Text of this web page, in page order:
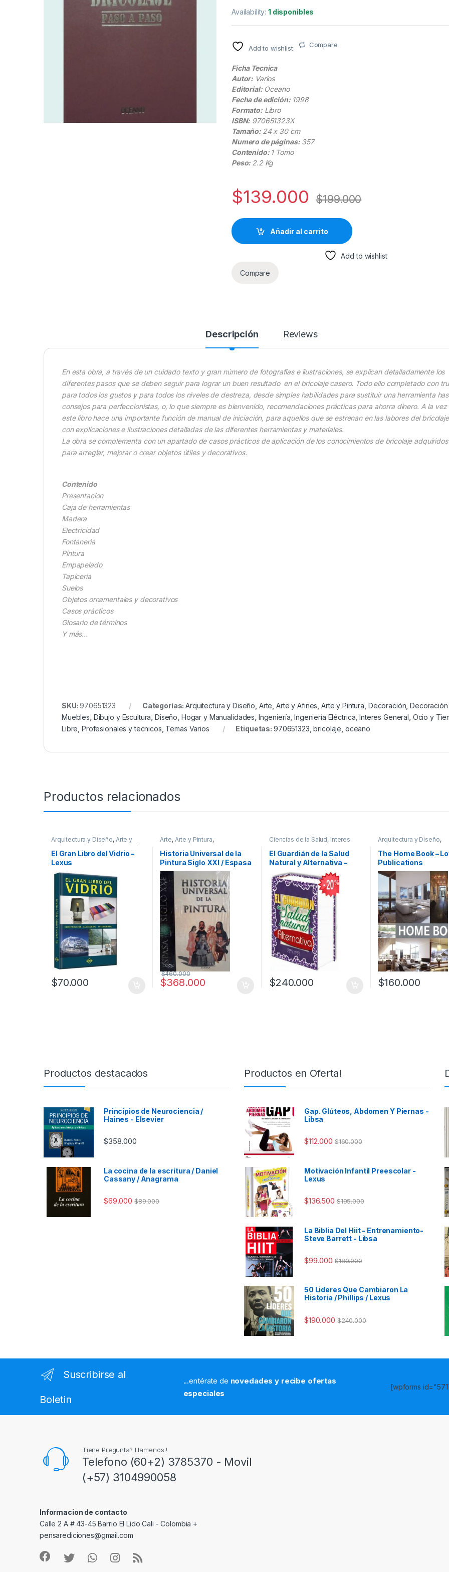
Availability:1 disponibles
Add to wishlist Compare
Ficha Tecnica
Autor: Varios
Editorial:Oceano
Fecha de edición:1998
Formato:Libro
ISBN: 970651323X
Tamaño: 24 x 30 cm
Numero de páginas:357
Contenido: 1 Tomo
Peso: 2.2 Kg
$139.000 $199.000
Añadir al carrito
Add to wishlist
Compare
Descripción Reviews
En esta obra, a través de un cuidado texto y gran número de fotografías e ilustraciones, se explican detalladamente los
diferentes pasos que se deben seguir para lograr un buen resultado en el bricolaje casero. Todo ello completado con
para todos los gustos y para todos los niveles de destreza, desde simples habilidades para sustituir una herramienta
consejos para perfeccionistas, o, lo que siempre es bienvenido, recomendaciones prácticas para ahorra dinero. A la vez
este libro hace una importante función de manual de iniciación, para aquellos que se estrenan en las labores del
con explicaciones e ilustraciones detalladas de las diferentes herramientas y materiales.
La obra se complementa con un apartado de casos prácticos de aplicación de los conocimientos de bricolaje adquiridos
para arreglar, mejorar o crear objetos útiles y decorativos.
Contenido
Presentacion
Caja de herramientas
Madera
Electricidad
Fontaneria
Pintura
Empapelado
Tapiceria
Suelos
Objetos ornamentales y decorativos
Casos prácticos
Glosario de términos
Y más…
SKU:970651323 Categorías:Arquitectura y Diseño Arte ,Arte y Afines ,Arte y Pintura Decoración ,
Muebles Dibujo y Escultura Diseño Hogar y Manualidades Ingeniería ,Ingeniería Eléctrica ,Interes General Ocio y
Libre ,Profesionales y tecnicos Temas Varios Etiquetas: 970651323 ,bricolaje oceano
Productos relacionados
Arquitectura y Diseño, Arte y
Afines
Decoración
Decoración
y Muebles ,Diseño, Hogar y
Manualidades, Ofertas,
Profesionales y tecnicos
El Gran Libro del Vidrio –
Lexus
$70.000
Arte, Arte y Pintura,
Profesionales y tecnicos
Historia Universal de la
Pintura Siglo XXI / Espasa
$368.000
$460.000
Ciencias de la Salud, Interes
Ofertas,Profesionales y
tecnicos ,Salud y Bienestar
El Guardián de la Salud
Natural y Alternativa –
Grupo Latino
$240.000
Arquitectura y Diseño,
Arquitectura y Urbanismo
Afines,Decoración,
y Muebles,Diseño,
Manualidades,Ingeniería
Ingeniería Industrial,
General
Profesionales y
tecnicos
The Home Book –
Publications
$160.000
Productos destacados
Principios de Neurociencia /
Haines - Elsevier
$358.000
La cocina de la escritura / Daniel
Cassany / Anagrama
$69.000 $89.000
Productos en Oferta!
Gap. Glúteos, Abdomen Y Piernas -
Libsa
$112.000 $160.000
Motivación Infantil Preescolar -
Lexus
$136.500 $195.000
La Biblia Del Hiit - Entrenamiento-
Steve Barrett - Libsa
$99.000 $180.000
50 Lideres Que Cambiaron La
Historia / Phillips / Lexus
$190.000 $240.000
Suscribirse al
Boletin
...entérate de novedades y recibe ofertas
especiales
[wpforms
Tiene Pregunta? Llamenos !
Telefono (60+2) 3785370 - Movil
(+57) 3104990058
Informacion de contacto
Calle 2 A # 43-45 Barrio El Lido Cali - Colombia +
pensarediciones@gmail.com